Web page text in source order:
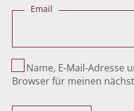
Email
Name, E-Mail-Adresse
Browser für meinen